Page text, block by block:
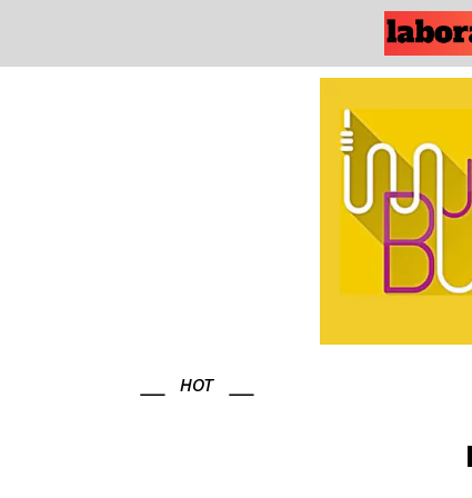
HOT